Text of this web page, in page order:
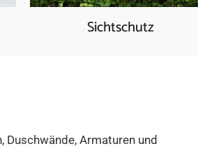
Sichtschutz
Armaturen und